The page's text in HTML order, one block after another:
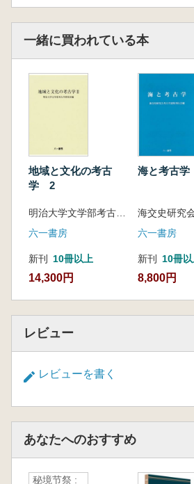
る影響も検討しました。さら
貢制度を、中国古代王朝国家の
的背景の下で研究し、一貫性
ました。また、内外の二種類
するための核心的な基準も整
一緒に買われている本
地域と文化の考古
学 2
明治大学文学部考古学研究室 編
六一書房
新刊 10冊以上
14,300円
海と考古学
六一書房
新刊 10冊
8,800円
レビュー
レビューを書く
あなたへのおすすめ
秘境节祭 :